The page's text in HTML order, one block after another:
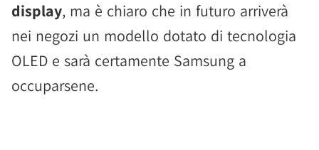
display, ma è chiaro che in futuro arriverà
nei negozi un modello dotato di tecnologia
OLED e sarà certamente Samsung a
occuparsene.